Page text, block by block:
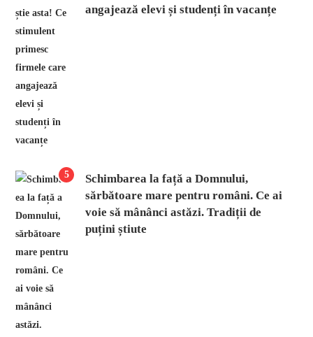
angajează elevi și studenți în vacanțe
5
Schimbarea la față a Domnului,
sărbătoare mare pentru români. Ce ai
voie să mânânci astăzi. Tradiții de
puțini știute